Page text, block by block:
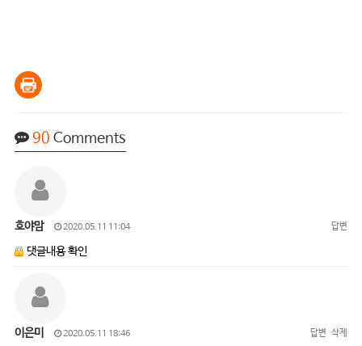
90 Comments
호야맘 2020.05.11 11:04 답변
댓글내용 확인
이은미 2020.05.11 18:46 답변 삭제